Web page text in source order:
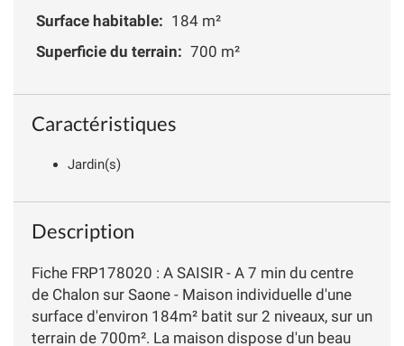
Surface habitable: 184 m²
Superficie du terrain: 700 m²
Caractéristiques
Jardin(s)
Description
Fiche FRP178020 : A SAISIR - A 7 min du centre
de Chalon sur Saone - Maison individuelle d'une
surface d'environ 184m² batit sur 2 niveaux, sur un
terrain de 700m². La maison dispose d'un beau